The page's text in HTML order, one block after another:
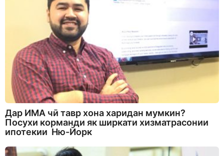
Дар ИМА чӣ тавр хона харидан мумкин?
Посухи корманди як ширкати хизматрасонии
ипотекии Ню-Йорк